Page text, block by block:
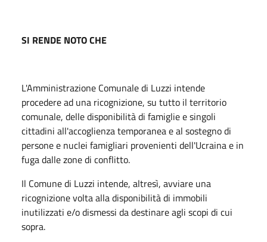
SI RENDE NOTO CHE
L'Amministrazione Comunale di Luzzi intende
procedere ad una ricognizione, su tutto il territorio
comunale, delle disponibilità di famiglie e singoli
cittadini all'accoglienza temporanea e al sostegno di
persone e nuclei famigliari provenienti dell'Ucraina e in
fuga dalle zone di conflitto.
Il Comune di Luzzi intende, altresì, avviare una
ricognizione volta alla disponibilità di immobili
inutilizzati e/o dismessi da destinare agli scopi di cui
sopra.